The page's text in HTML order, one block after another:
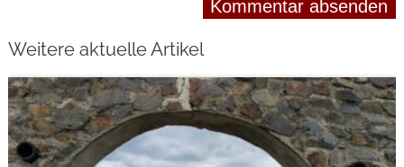
Weitere aktuelle Artikel
weiterlesen